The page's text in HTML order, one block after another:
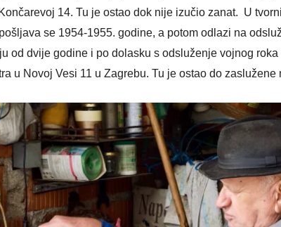
14. Tu je ostao dok nije izučio zanat. U
se 1954-1955. godine, a potom odlazi na
od dvije godine i po dolasku s odsluženje vojnog
u Novoj Vesi 11 u Zagrebu. Tu je ostao do zaslužene